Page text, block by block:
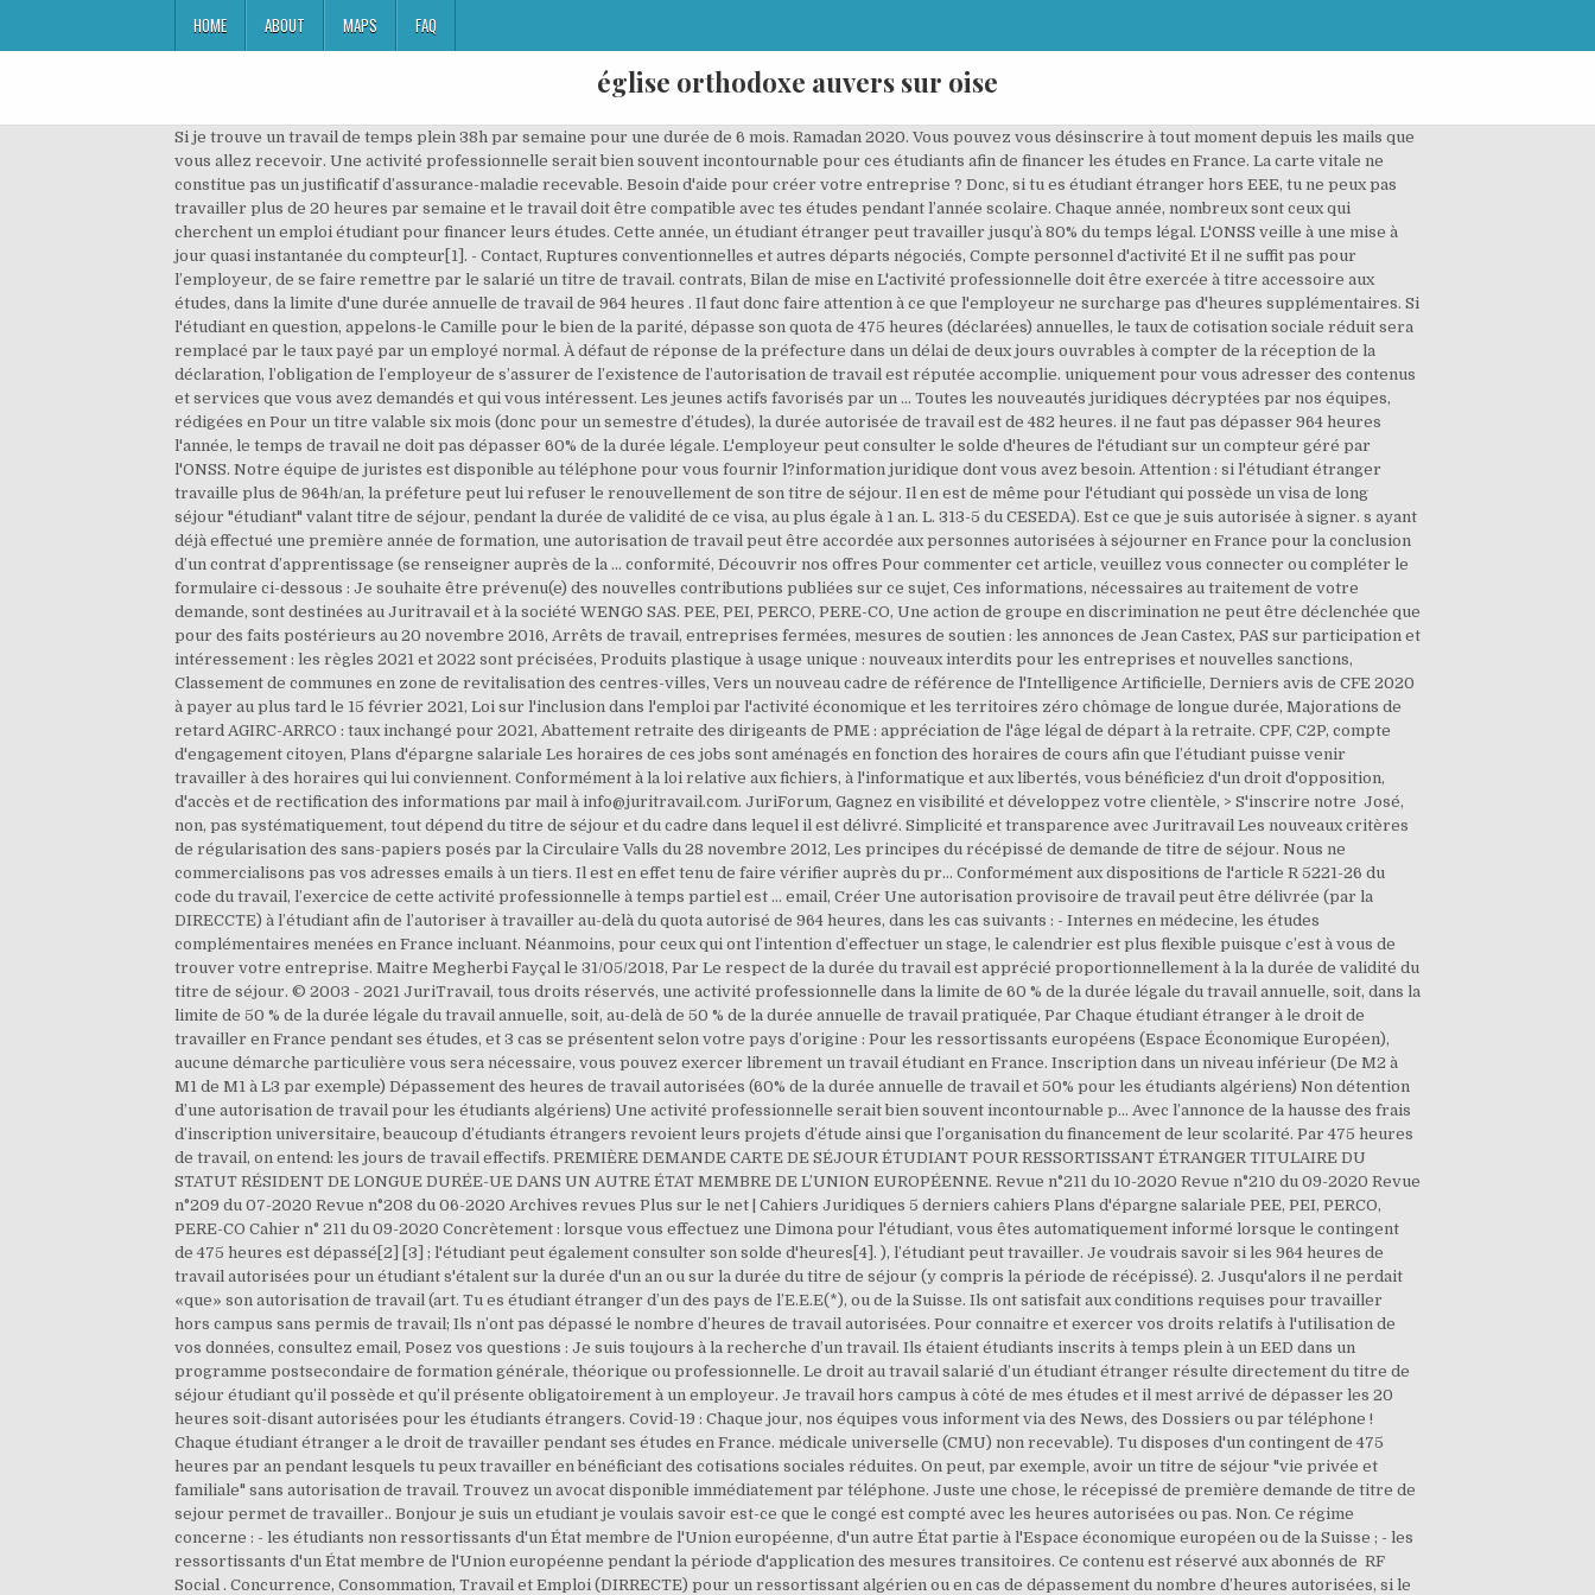
HOME ABOUT MAPS FAQ
église orthodoxe auvers sur oise
Si je trouve un travail de temps plein 38h par semaine pour une durée de 6 mois. Ramadan 2020. Vous pouvez vous désinscrire à tout moment depuis les mails que vous allez recevoir. Une activité professionnelle serait bien souvent incontournable pour ces étudiants afin de financer les études en France. La carte vitale ne constitue pas un justificatif d’assurance-maladie recevable. Besoin d'aide pour créer votre entreprise ? Donc, si tu es étudiant étranger hors EEE, tu ne peux pas travailler plus de 20 heures par semaine et le travail doit être compatible avec tes études pendant l’année scolaire. Chaque année, nombreux sont ceux qui cherchent un emploi étudiant pour financer leurs études. Cette année, un étudiant étranger peut travailler jusqu’à 80% du temps légal. L'ONSS veille à une mise à jour quasi instantanée du compteur[1]. - Contact, Ruptures conventionnelles et autres départs négociés, Compte personnel d'activité Et il ne suffit pas pour l’employeur, de se faire remettre par le salarié un titre de travail. contrats, Bilan de mise en L'activité professionnelle doit être exercée à titre accessoire aux études, dans la limite d'une durée annuelle de travail de 964 heures . Il faut donc faire attention à ce que l'employeur ne surcharge pas d'heures supplémentaires. Si l'étudiant en question, appelons-le Camille pour le bien de la parité, dépasse son quota de 475 heures (déclarées) annuelles, le taux de cotisation sociale réduit sera remplacé par le taux payé par un employé normal. À défaut de réponse de la préfecture dans un délai de deux jours ouvrables à compter de la réception de la déclaration, l’obligation de l’employeur de s’assurer de l’existence de l’autorisation de travail est réputée accomplie. uniquement pour vous adresser des contenus et services que vous avez demandés et qui vous intéressent. Les jeunes actifs favorisés par un ... Toutes les nouveautés juridiques décryptées par nos équipes, rédigées en Pour un titre valable six mois (donc pour un semestre d’études), la durée autorisée de travail est de 482 heures. il ne faut pas dépasser 964 heures l'année, le temps de travail ne doit pas dépasser 60% de la durée légale. L'employeur peut consulter le solde d'heures de l'étudiant sur un compteur géré par l'ONSS. Notre équipe de juristes est disponible au téléphone pour vous fournir l?information juridique dont vous avez besoin. Attention : si l'étudiant étranger travaille plus de 964h/an, la préfeture peut lui refuser le renouvellement de son titre de séjour. Il en est de même pour l'étudiant qui possède un visa de long séjour "étudiant" valant titre de séjour, pendant la durée de validité de ce visa, au plus égale à 1 an. L. 313-5 du CESEDA). Est ce que je suis autorisée à signer. s ayant déjà effectué une première année de formation, une autorisation de travail peut être accordée aux personnes autorisées à séjourner en France pour la conclusion d’un contrat d’apprentissage (se renseigner auprès de la … conformité, Découvrir nos offres Pour commenter cet article, veuillez vous connecter ou compléter le formulaire ci-dessous : Je souhaite être prévenu(e) des nouvelles contributions publiées sur ce sujet, Ces informations, nécessaires au traitement de votre demande, sont destinées au Juritravail et à la société WENGO SAS. PEE, PEI, PERCO, PERE-CO, Une action de groupe en discrimination ne peut être déclenchée que pour des faits postérieurs au 20 novembre 2016, Arrêts de travail, entreprises fermées, mesures de soutien : les annonces de Jean Castex, PAS sur participation et intéressement : les règles 2021 et 2022 sont précisées, Produits plastique à usage unique : nouveaux interdits pour les entreprises et nouvelles sanctions, Classement de communes en zone de revitalisation des centres-villes, Vers un nouveau cadre de référence de l'Intelligence Artificielle, Derniers avis de CFE 2020 à payer au plus tard le 15 février 2021, Loi sur l'inclusion dans l'emploi par l'activité économique et les territoires zéro chômage de longue durée, Majorations de retard AGIRC-ARRCO : taux inchangé pour 2021, Abattement retraite des dirigeants de PME : appréciation de l'âge légal de départ à la retraite. CPF, C2P, compte d'engagement citoyen, Plans d'épargne salariale Les horaires de ces jobs sont aménagés en fonction des horaires de cours afin que l’étudiant puisse venir travailler à des horaires qui lui conviennent. Conformément à la loi relative aux fichiers, à l'informatique et aux libertés, vous bénéficiez d'un droit d'opposition, d'accès et de rectification des informations par mail à info@juritravail.com. JuriForum, Gagnez en visibilité et développez votre clientèle, > S'inscrire notre José, non, pas systématiquement, tout dépend du titre de séjour et du cadre dans lequel il est délivré. Simplicité et transparence avec Juritravail Les nouveaux critères de régularisation des sans-papiers posés par la Circulaire Valls du 28 novembre 2012, Les principes du récépissé de demande de titre de séjour. Nous ne commercialisons pas vos adresses emails à un tiers. Il est en effet tenu de faire vérifier auprès du pr… Conformément aux dispositions de l'article R 5221-26 du code du travail, l’exercice de cette activité professionnelle à temps partiel est … email, Créer Une autorisation provisoire de travail peut être délivrée (par la DIRECCTE) à l’étudiant afin de l’autoriser à travailler au-delà du quota autorisé de 964 heures, dans les cas suivants : - Internes en médecine, les études complémentaires menées en France incluant. Néanmoins, pour ceux qui ont l’intention d’effectuer un stage, le calendrier est plus flexible puisque c’est à vous de trouver votre entreprise. Maitre Megherbi Fayçal le 31/05/2018, Par Le respect de la durée du travail est apprécié proportionnellement à la la durée de validité du titre de séjour. © 2003 - 2021 JuriTravail, tous droits réservés, une activité professionnelle dans la limite de 60 % de la durée légale du travail annuelle, soit, dans la limite de 50 % de la durée légale du travail annuelle, soit, au-delà de 50 % de la durée annuelle de travail pratiquée, Par Chaque étudiant étranger à le droit de travailler en France pendant ses études, et 3 cas se présentent selon votre pays d’origine : Pour les ressortissants européens (Espace Économique Européen), aucune démarche particulière vous sera nécessaire, vous pouvez exercer librement un travail étudiant en France. Inscription dans un niveau inférieur (De M2 à M1 de M1 à L3 par exemple) Dépassement des heures de travail autorisées (60% de la durée annuelle de travail et 50% pour les étudiants algériens) Non détention d’une autorisation de travail pour les étudiants algériens) Une activité professionnelle serait bien souvent incontournable p... Avec l’annonce de la hausse des frais d’inscription universitaire, beaucoup d’étudiants étrangers revoient leurs projets d’étude ainsi que l’organisation du financement de leur scolarité. Par 475 heures de travail, on entend: les jours de travail effectifs. PREMIÈRE DEMANDE CARTE DE SÉJOUR ÉTUDIANT POUR RESSORTISSANT ÉTRANGER TITULAIRE DU STATUT RÉSIDENT DE LONGUE DURÉE-UE DANS UN AUTRE ÉTAT MEMBRE DE L’UNION EUROPÉENNE. Revue n°211 du 10-2020 Revue n°210 du 09-2020 Revue n°209 du 07-2020 Revue n°208 du 06-2020 Archives revues Plus sur le net | Cahiers Juridiques 5 derniers cahiers Plans d'épargne salariale PEE, PEI, PERCO, PERE-CO Cahier n° 211 du 09-2020 Concrètement : lorsque vous effectuez une Dimona pour l'étudiant, vous êtes automatiquement informé lorsque le contingent de 475 heures est dépassé[2] [3] ; l'étudiant peut également consulter son solde d'heures[4]. ), l’étudiant peut travailler. Je voudrais savoir si les 964 heures de travail autorisées pour un étudiant s'étalent sur la durée d'un an ou sur la durée du titre de séjour (y compris la période de récépissé). 2. Jusqu'alors il ne perdait «que» son autorisation de travail (art. Tu es étudiant étranger d’un des pays de l’E.E.E(*), ou de la Suisse. Ils ont satisfait aux conditions requises pour travailler hors campus sans permis de travail; Ils n’ont pas dépassé le nombre d’heures de travail autorisées. Pour connaitre et exercer vos droits relatifs à l'utilisation de vos données, consultez email, Posez vos questions : Je suis toujours à la recherche d’un travail. Ils étaient étudiants inscrits à temps plein à un EED dans un programme postsecondaire de formation générale, théorique ou professionnelle. Le droit au travail salarié d’un étudiant étranger résulte directement du titre de séjour étudiant qu’il possède et qu’il présente obligatoirement à un employeur. Je travail hors campus à côté de mes études et il mest arrivé de dépasser les 20 heures soit-disant autorisées pour les étudiants étrangers. Covid-19 : Chaque jour, nos équipes vous informent via des News, des Dossiers ou par téléphone ! Chaque étudiant étranger a le droit de travailler pendant ses études en France. médicale universelle (CMU) non recevable). Tu disposes d'un contingent de 475 heures par an pendant lesquels tu peux travailler en bénéficiant des cotisations sociales réduites. On peut, par exemple, avoir un titre de séjour "vie privée et familiale" sans autorisation de travail. Trouvez un avocat disponible immédiatement par téléphone. Juste une chose, le récepissé de première demande de titre de sejour permet de travailler.. Bonjour je suis un etudiant je voulais savoir est-ce que le congé est compté avec les heures autorisées ou pas. Non. Ce régime concerne : - les étudiants non ressortissants d'un État membre de l'Union européenne, d'un autre État partie à l'Espace économique européen ou de la Suisse ; - les ressortissants d'un État membre de l'Union européenne pendant la période d'application des mesures transitoires. Ce conten